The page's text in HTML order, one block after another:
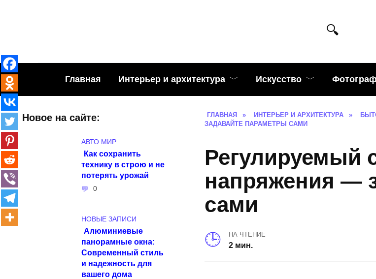
Главная Интерьер и архитектура Искусство
ГЛАВНАЯ » ИНТЕРЬЕР И АРХИТЕКТУРА »
ЗАДАВАЙТЕ ПАРАМЕТРЫ САМИ
Регулируемый
напряжения —
сами
НА ЧТЕНИЕ
2 мин.
Новое на сайте:
АВТО МИР
Как сохранить
технику в строю и не
потерять урожай
0
НОВЫЕ ЗАПИСИ
Алюминиевые
панорамные окна:
Современный стиль
и надежность для
вашего дома